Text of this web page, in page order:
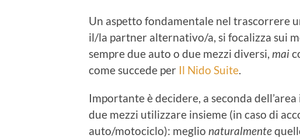
Un aspetto fondamentale nel trascorrere
il/la partner alternativo/a, si focalizza sui
sempre due auto o due mezzi diversi, mai
come succede per Il Nido Suite.
Importante è decidere, a seconda
due mezzi utilizzare insieme (in caso di
auto/motociclo): meglio naturalmente